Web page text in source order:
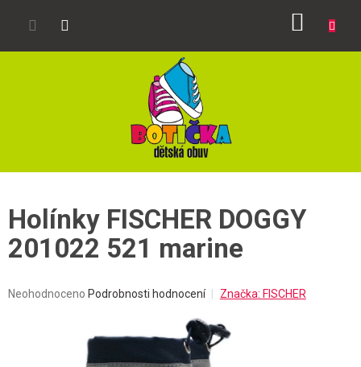
Holínky FISCHER DOGGY
201022 521 marine
Průměrné
Neohodnoceno Podrobnosti hodnocení Značka: FISCHER